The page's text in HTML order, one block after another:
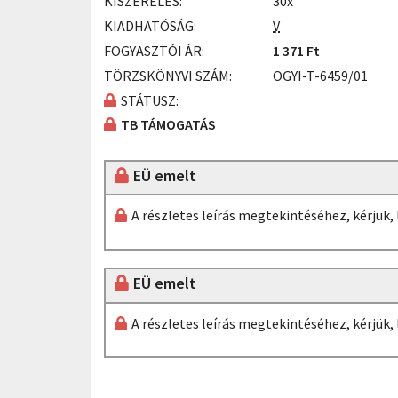
KIADHATÓSÁG:
V
FOGYASZTÓI ÁR:
1 371 Ft
TÖRZSKÖNYVI SZÁM:
OGYI-T-6459/01
STÁTUSZ:
TB TÁMOGATÁS
EÜ emelt
A részletes leírás megtekintéséhez, kérjük,
EÜ emelt
A részletes leírás megtekintéséhez, kérjük,